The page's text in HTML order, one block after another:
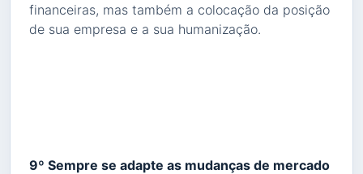
financeiras, mas também a colocação da posição
de sua empresa e a sua humanização.
9º Sempre se adapte as mudanças de mercado